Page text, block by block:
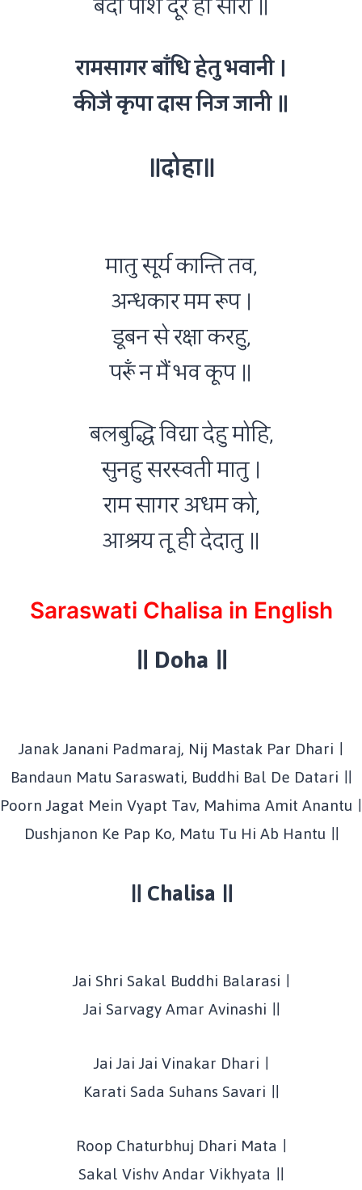
रामसागर बाँधि हेतु भवानी ।
कीजै कृपा दास निज जानी ॥
॥दोहा॥
मातु सूर्य कान्ति तव,
अन्धकार मम रूप ।
डूबन से रक्षा करहु,
परूँ न मैं भव कूप ॥
बलबुद्धि विद्या देहु मोहि,
सुनहु सरस्वती मातु ।
राम सागर अधम को,
आश्रय तू ही देदातु ॥
Saraswati Chalisa in English
॥ Doha ॥
Janak Janani Padmaraj, Nij Mastak Par Dhari ।
Bandaun Matu Saraswati, Buddhi Bal De Datari ॥
Poorn Jagat Mein Vyapt Tav, Mahima Amit Anantu ।
Dushjanon Ke Pap Ko, Matu Tu Hi Ab Hantu ॥
॥ Chalisa ॥
Jai Shri Sakal Buddhi Balarasi ।
Jai Sarvagy Amar Avinashi ॥
Jai Jai Jai Vinakar Dhari ।
Karati Sada Suhans Savari ॥
Roop Chaturbhuj Dhari Mata ।
Sakal Vishv Andar Vikhyata ॥